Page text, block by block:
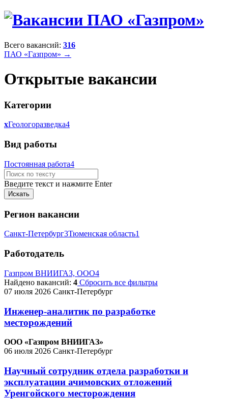
Всего вакансий: 316
ПАО «Газпром» →
Открытые вакансии
Категории
xГеологоразведка4
Вид работы
Постоянная работа4
Введите текст и нажмите Enter
Регион вакансии
Санкт-Петербург3Тюменская область1
Работодатель
Газпром ВНИИГАЗ, ООО4
Найдено вакансий: 4 Сбросить все фильтры
07 июля 2026 Санкт-Петербург
Инженер-аналитик по разработке
месторождений
ООО «Газпром ВНИИГАЗ»
06 июля 2026 Санкт-Петербург
Научный сотрудник отдела разработки и
эксплуатации ачимовских отложений
Уренгойского месторождения